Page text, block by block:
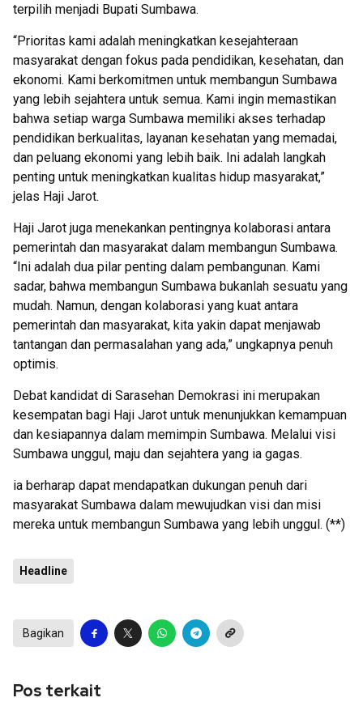
terpilih menjadi Bupati Sumbawa.
“Prioritas kami adalah meningkatkan kesejahteraan
masyarakat dengan fokus pada pendidikan, kesehatan, dan
ekonomi. Kami berkomitmen untuk membangun Sumbawa
yang lebih sejahtera untuk semua. Kami ingin memastikan
bahwa setiap warga Sumbawa memiliki akses terhadap
pendidikan berkualitas, layanan kesehatan yang memadai,
dan peluang ekonomi yang lebih baik. Ini adalah langkah
penting untuk meningkatkan kualitas hidup masyarakat,”
jelas Haji Jarot.
Haji Jarot juga menekankan pentingnya kolaborasi antara
pemerintah dan masyarakat dalam membangun Sumbawa.
“Ini adalah dua pilar penting dalam pembangunan. Kami
sadar, bahwa membangun Sumbawa bukanlah sesuatu yang
mudah. Namun, dengan kolaborasi yang kuat antara
pemerintah dan masyarakat, kita yakin dapat menjawab
tantangan dan permasalahan yang ada,” ungkapnya penuh
optimis.
Debat kandidat di Sarasehan Demokrasi ini merupakan
kesempatan bagi Haji Jarot untuk menunjukkan kemampuan
dan kesiapannya dalam memimpin Sumbawa. Melalui visi
Sumbawa unggul, maju dan sejahtera yang ia gagas.
ia berharap dapat mendapatkan dukungan penuh dari
masyarakat Sumbawa dalam mewujudkan visi dan misi
mereka untuk membangun Sumbawa yang lebih unggul. (**)
Headline
Bagikan
Pos terkait